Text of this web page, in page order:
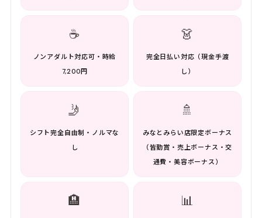
☕
ノンアダルト対応可・時給
7,200円
👗
完全日払い対応（現金手渡
し）
🤳
シフト完全自由制・ノルマな
し
🚿
みなとみらい店限定ボーナス
（皆勤賞・売上ボーナス・交
通費・美容ボーナス）
🏨 📊